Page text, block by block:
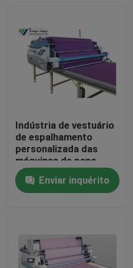
Casa
Sobre nós
Indústria de vestuário
de espalhamento
personalizada das
máquinas de pano,
equipamento de
espalhamento da tela
Enviar inquérito